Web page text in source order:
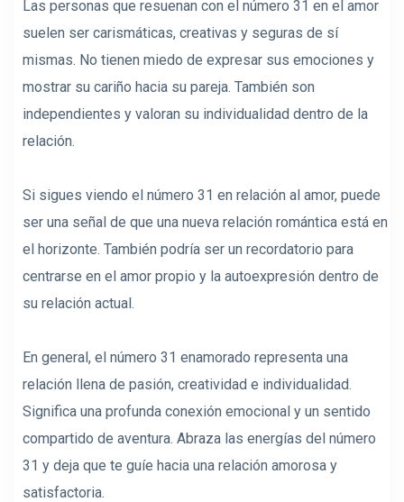
Las personas que resuenan con el número 31 en el amor
suelen ser carismáticas, creativas y seguras de sí
mismas. No tienen miedo de expresar sus emociones y
mostrar su cariño hacia su pareja. También son
independientes y valoran su individualidad dentro de la
relación.
Si sigues viendo el número 31 en relación al amor, puede
ser una señal de que una nueva relación romántica está en
el horizonte. También podría ser un recordatorio para
centrarse en el amor propio y la autoexpresión dentro de
su relación actual.
En general, el número 31 enamorado representa una
relación llena de pasión, creatividad e individualidad.
Significa una profunda conexión emocional y un sentido
compartido de aventura. Abraza las energías del número
31 y deja que te guíe hacia una relación amorosa y
satisfactoria.